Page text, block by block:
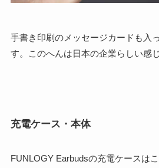
手書き印刷のメッセージカードも入
す。このへんは日本の企業らしい感じ
充電ケース・本体
FUNLOGY Earbudsの充電ケースは